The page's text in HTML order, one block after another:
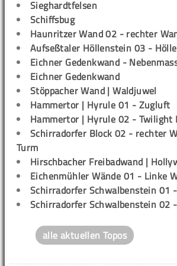
Sieghardtfelsen
Schiffsbug
Haunritzer Wand 02 - rechter
Aufseßtaler Höllenstein 03 -
Eichner Gedenkwand -
Eichner Gedenkwand
Stöppacher Wand | Waldjuwel
Hammertor | Hyrule 01 - Zugluft
Hammertor | Hyrule 02 - Twilight
Schirradorfer Block 02 - rechter
Turm
Hirschbacher Freibadwand |
Eichenmühler Wände 01 - Linke
Schirradorfer Schwalbenstein 01
Schirradorfer Schwalbenstein 02
alle aktuellen Topos